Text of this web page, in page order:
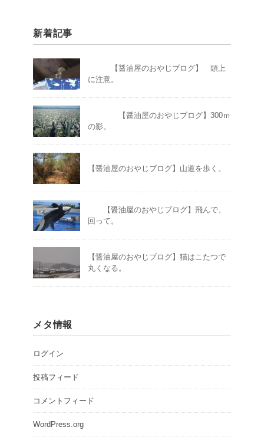
新着記事
【醤油屋のおやじブログ】 頭上
に注意。
【醤油屋のおやじブログ】300ｍ
の影。
【醤油屋のおやじブログ】山道を歩く。
【醤油屋のおやじブログ】飛んで、
回って。
【醤油屋のおやじブログ】猫はこたつで
丸くなる。
メタ情報
ログイン
投稿フィード
コメントフィード
WordPress.org